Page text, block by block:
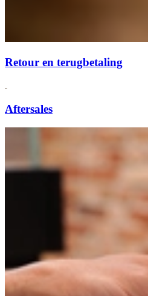
Retour en terugbetaling
Aftersales